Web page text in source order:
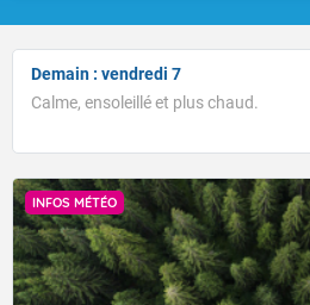
Demain : vendredi 7
Calme, ensoleillé et plus chaud.
INFOS MÉTÉO